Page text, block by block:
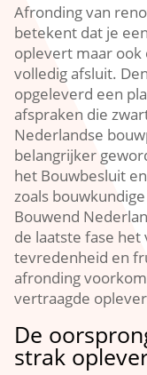
Afronding van
betekent dat je
oplevert maar ook
volledig afsluit.​
opgeleverd een
afspraken die
Nederlandse
belangrijker
het Bouwbesluit
zoals
Bouwend
de laatste fase
tevredenheid en
afronding
vertraagde
De
strak